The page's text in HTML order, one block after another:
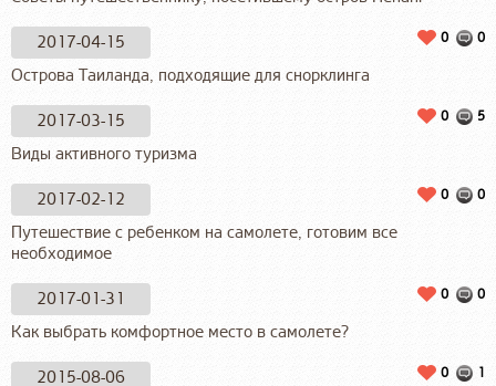
2017-04-15 0
0
Острова Таиланда, подходящие для снорклинга
2017-03-15 5
0
Виды активного туризма
2017-02-12 0
0
Путешествие с ребенком на самолете, готовим все
необходимое
2017-01-31 0
0
Как выбрать комфортное место в самолете?
2015-08-06 1
0